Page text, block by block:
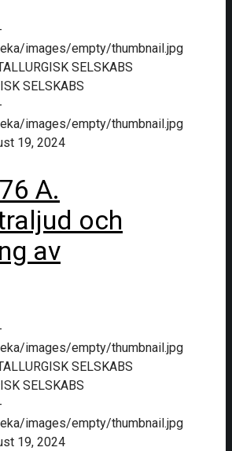
images/empty/thumbnail.jpg
SELSKABS
SELSKABS
images/empty/thumbnail.jpg
19, 2024
A.
och
av
images/empty/thumbnail.jpg
SELSKABS
SELSKABS
images/empty/thumbnail.jpg
19, 2024